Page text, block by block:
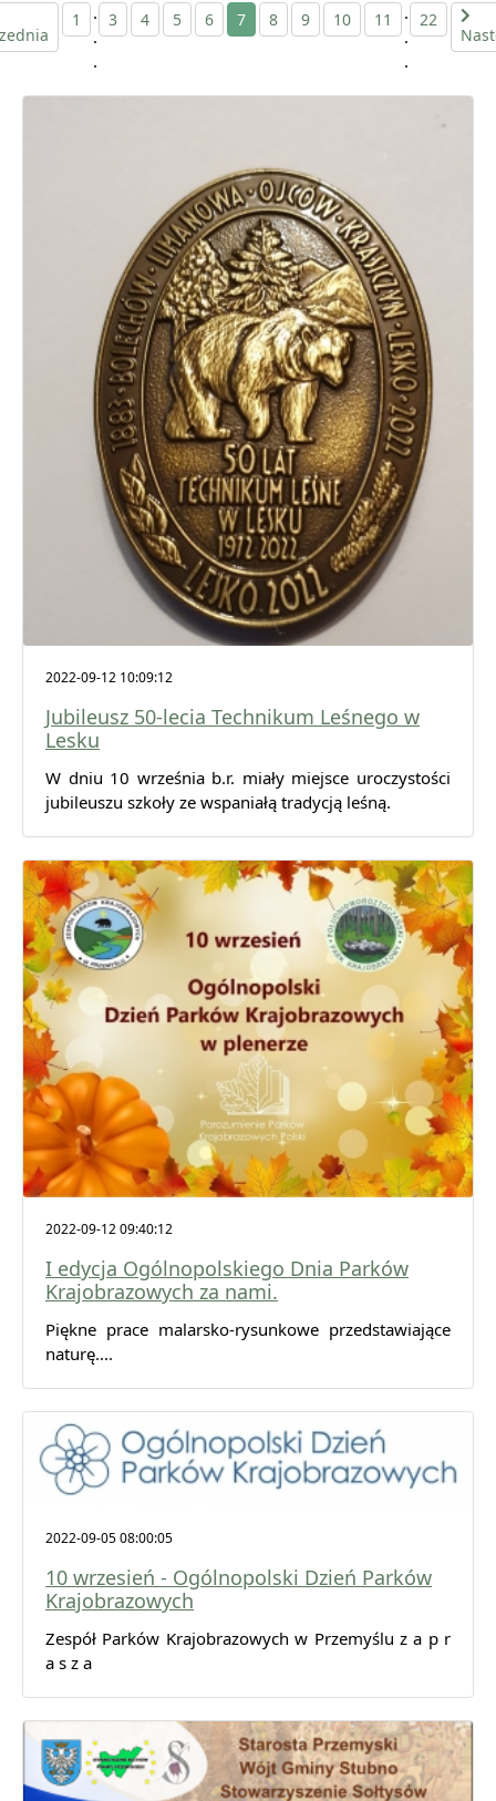
1
.
.
.
3 4 5 6 7 8 9 10 11
.
.
.
22
2022-09-12 10:09:12
Jubileusz 50-lecia Technikum Leśnego w
Lesku
W dniu 10 września b.r. miały miejsce uroczystości
jubileuszu szkoły ze wspaniałą tradycją leśną.
2022-09-12 09:40:12
I edycja Ogólnopolskiego Dnia Parków
Krajobrazowych za nami.
Piękne prace malarsko-rysunkowe przedstawiające
naturę....
2022-09-05 08:00:05
10 wrzesień - Ogólnopolski Dzień Parków
Krajobrazowych
Zespół Parków Krajobrazowych w Przemyślu z a p r
a s z a